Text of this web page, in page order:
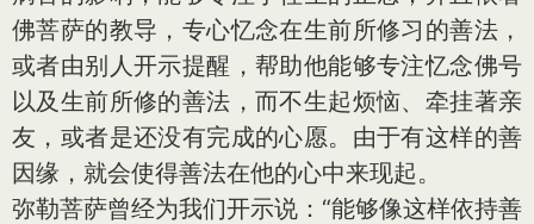
佛菩萨的教导，专心忆念在生前所修习的善法，
或者由别人开示提醒，帮助他能够专注忆念佛号
以及生前所修的善法，而不生起烦恼、牵挂著亲
友，或者是还没有完成的心愿。由于有这样的善
因缘，就会使得善法在他的心中来现起。
弥勒菩萨曾经为我们开示说：“能够像这样依持善